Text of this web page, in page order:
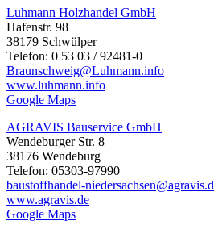
Luhmann Holzhandel GmbH
Hafenstr. 98
38179 Schwülper
Telefon: 0 53 03 / 92481-0
Braunschweig@Luhmann.info
www.luhmann.info
Google Maps
AGRAVIS Bauservice GmbH
Wendeburger Str. 8
38176 Wendeburg
Telefon: 05303-97990
baustoffhandel-
www.agravis.de
Google Maps